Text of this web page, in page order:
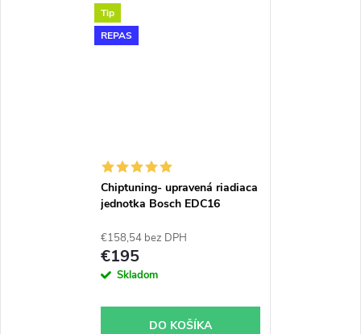
Tip
REPAS
Chiptuning- upravená riadiaca
jednotka Bosch EDC16
€158,54 bez DPH
€195
Skladom
DO KOŠÍKA